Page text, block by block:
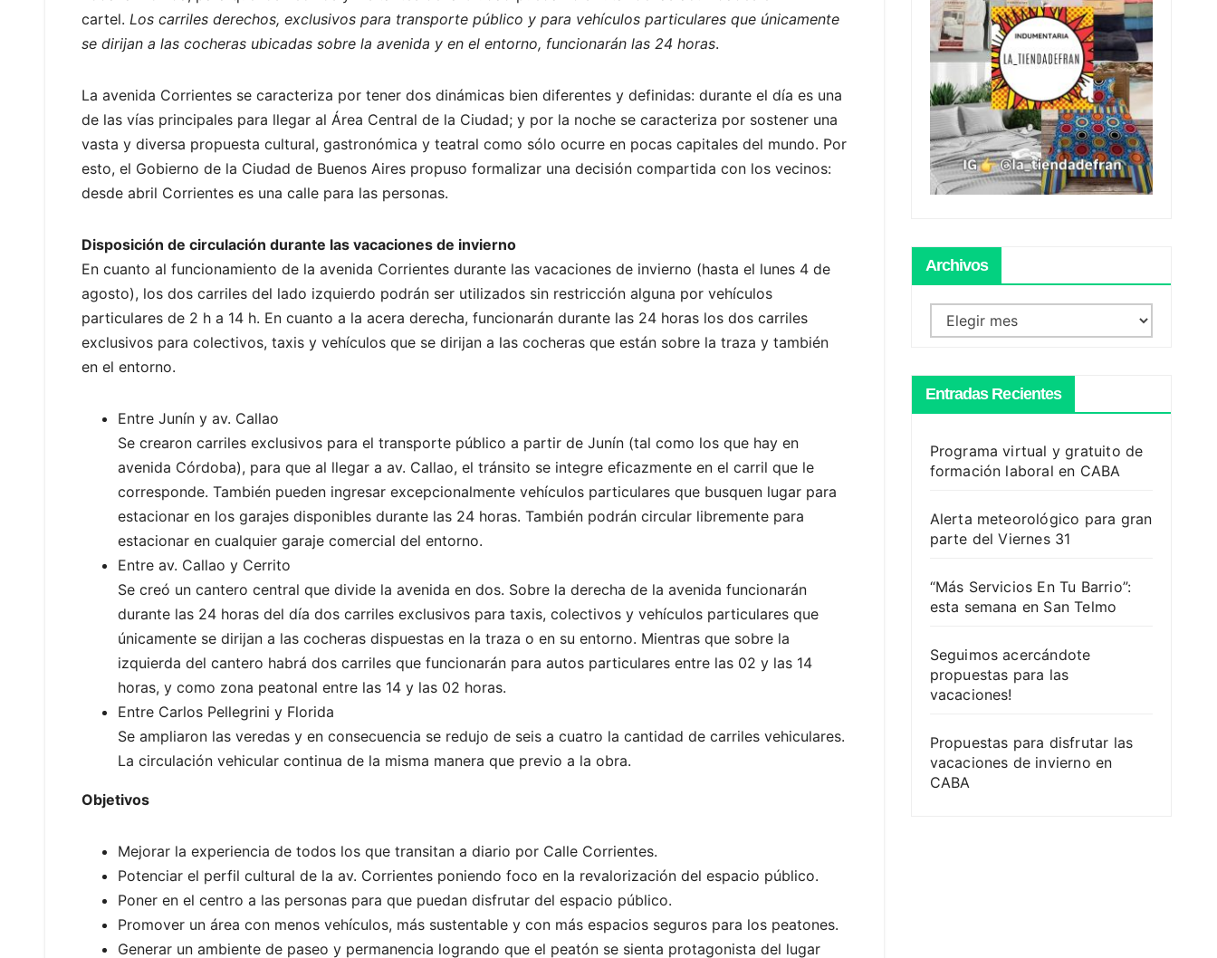
cartel. Los carriles derechos, exclusivos para transporte público y para vehículos particulares que únicamente
se dirijan a las cocheras ubicadas sobre la avenida y en el entorno, funcionarán las 24 horas.
La avenida Corrientes se caracteriza por tener dos dinámicas bien diferentes y definidas: durante el día es una
de las vías principales para llegar al Área Central de la Ciudad; y por la noche se caracteriza por sostener una
vasta y diversa propuesta cultural, gastronómica y teatral como sólo ocurre en pocas capitales del mundo. Por
esto, el Gobierno de la Ciudad de Buenos Aires propuso formalizar una decisión compartida con los vecinos:
desde abril Corrientes es una calle para las personas.
Disposición de circulación durante las vacaciones de invierno
En cuanto al funcionamiento de la avenida Corrientes durante las vacaciones de invierno (hasta el lunes 4 de
agosto), los dos carriles del lado izquierdo podrán ser utilizados sin restricción alguna por vehículos
particulares de 2 h a 14 h. En cuanto a la acera derecha, funcionarán durante las 24 horas los dos carriles
exclusivos para colectivos, taxis y vehículos que se dirijan a las cocheras que están sobre la traza y también
en el entorno.
Entre Junín y av. Callao
Se crearon carriles exclusivos para el transporte público a partir de Junín (tal como los que hay en
avenida Córdoba), para que al llegar a av. Callao, el tránsito se integre eficazmente en el carril que le
corresponde. También pueden ingresar excepcionalmente vehículos particulares que busquen lugar para
estacionar en los garajes disponibles durante las 24 horas. También podrán circular libremente para
estacionar en cualquier garaje comercial del entorno.
Entre av. Callao y Cerrito
Se creó un cantero central que divide la avenida en dos. Sobre la derecha de la avenida funcionarán
durante las 24 horas del día dos carriles exclusivos para taxis, colectivos y vehículos particulares que
únicamente se dirijan a las cocheras dispuestas en la traza o en su entorno. Mientras que sobre la
izquierda del cantero habrá dos carriles que funcionarán para autos particulares entre las 02 y las 14
horas, y como zona peatonal entre las 14 y las 02 horas.
Entre Carlos Pellegrini y Florida
Se ampliaron las veredas y en consecuencia se redujo de seis a cuatro la cantidad de carriles vehiculares.
La circulación vehicular continua de la misma manera que previo a la obra.
Objetivos
Mejorar la experiencia de todos los que transitan a diario por Calle Corrientes.
Potenciar el perfil cultural de la av. Corrientes poniendo foco en la revalorización del espacio público.
Poner en el centro a las personas para que puedan disfrutar del espacio público.
Promover un área con menos vehículos, más sustentable y con más espacios seguros para los peatones.
Generar un ambiente de paseo y permanencia logrando que el peatón se sienta protagonista del lugar
Archivos
Archivos
Entradas Recientes
Programa virtual y gratuito de
formación laboral en CABA
Alerta meteorológico para gran
parte del Viernes 31
“Más Servicios En Tu Barrio”:
esta semana en San Telmo
Seguimos acercándote
propuestas para las
vacaciones!
Propuestas para disfrutar las
vacaciones de invierno en
CABA